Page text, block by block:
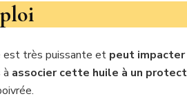
est très puissante et peut
associer cette huile à un